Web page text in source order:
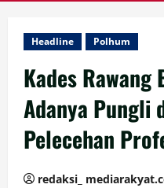
Headline Polhum
Kades Rawang
Adanya Pungli
Pelecehan
redaksi_